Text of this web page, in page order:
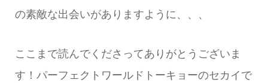
の素敵な出会いがありますように、、、
ここまで読んでくださってありがとうございま
す！パーフェクトワールドトーキョーのセカイで